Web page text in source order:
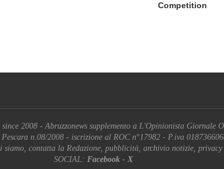
Competition
2008 - Abruzzonews supplemento a L'Opinionista Giornale
n.08/2008 - iscrizione al ROC n°17982 - P.iva
siamo, contatta la Redazione, pubblicità, archivio notizie, privacy
SOCIAL: Facebook- X